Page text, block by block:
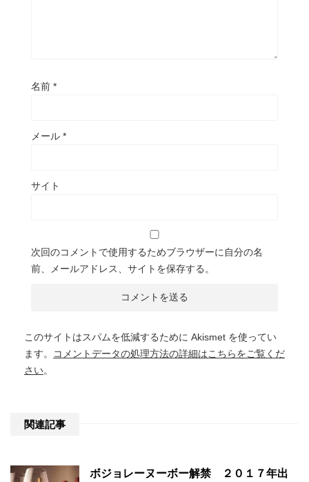
名前 *
メール *
サイト
次回のコメントで使用するためブラウザーに自分の名
前、メールアドレス、サイトを保存する。
このサイトはスパムを低減するために Akismet を使ってい
ます。
コメントデータの処理方法の詳細はこちらをご覧くだ
さい。
関連記事
ボジョレーヌーボー解禁 ２０１７年出